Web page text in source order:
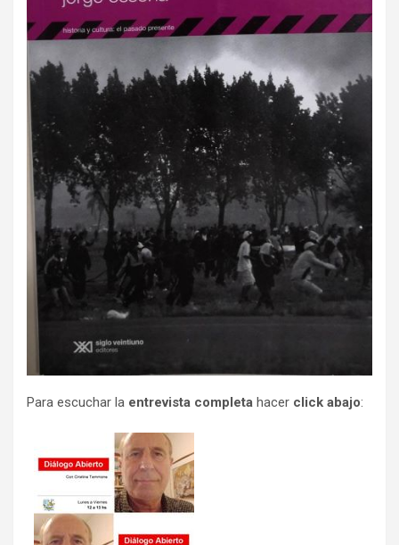
Para escuchar la entrevista completa hacer click abajo: